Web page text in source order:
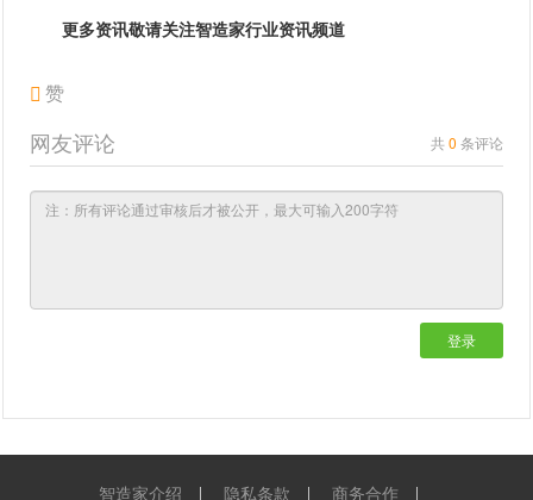
更多资讯敬请关注智造家行业资讯频道
赞
网友评论 共0 条评论
登录
智造家介绍 隐私条款 商务合作